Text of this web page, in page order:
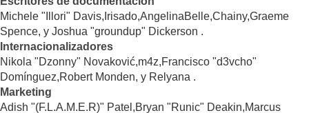
Michele "Illori" Davis,Irisado,AngelinaBelle,Chainy,Graeme
Spence, y Joshua "groundup" Dickerson .
Internacionalizadores
Nikola "Dzonny" Novaković,m4z,Francisco "d3vcho"
Domínguez,Robert Monden, y Relyana .
Marketing
Adish "(F.L.A.M.E.R)" Patel,Bryan "Runic" Deakin,Marcus